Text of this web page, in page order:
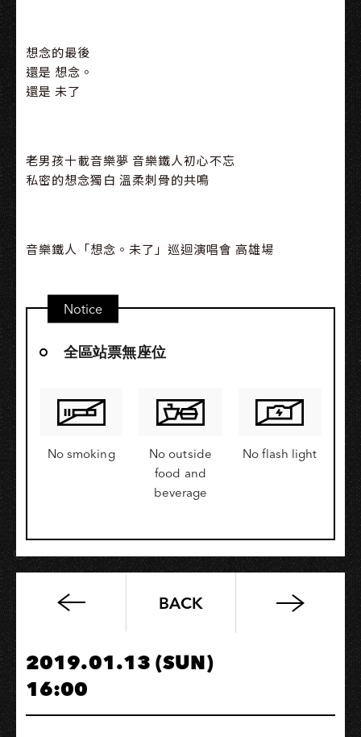
想念的最後
還是 想念。
還是 未了
老男孩十載音樂夢 音樂鐵人初心不忘
私密的想念獨白 溫柔刺骨的共鳴
音樂鐵人「想念。未了」巡迴演唱會 高雄場
Notice
全區站票無座位
No smoking
No outside
food and
beverage
No flash light
《原
的
嚮
往》
專
BACK
2019.01.13 (SUN)
16:00